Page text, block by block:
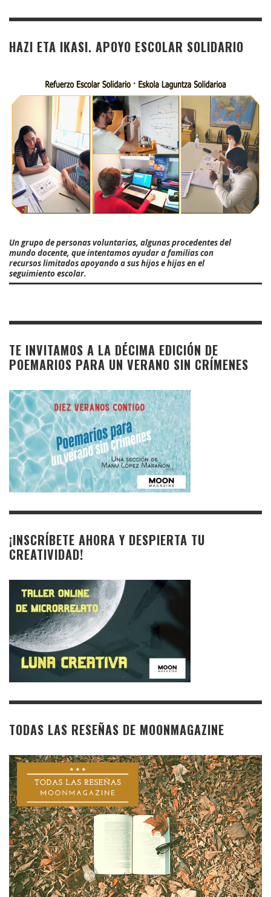
HAZI ETA IKASI. APOYO ESCOLAR SOLIDARIO
Un grupo de personas voluntarias, algunas procedentes del
mundo docente, que intentamos ayudar a familias con
recursos limitados apoyando a sus hijos e hijas en el
seguimiento escolar.
TE INVITAMOS A LA DÉCIMA EDICIÓN DE
POEMARIOS PARA UN VERANO SIN CRÍMENES
¡INSCRÍBETE AHORA Y DESPIERTA TU
CREATIVIDAD!
TODAS LAS RESEÑAS DE MOONMAGAZINE